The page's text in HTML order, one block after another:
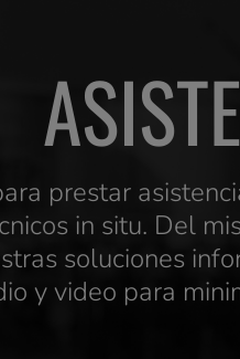
prestar
in situ. Del
soluciones
y video para